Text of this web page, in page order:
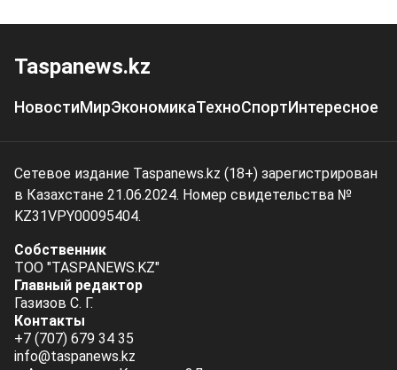
Taspanews.kz
НовостиМирЭкономикаТехноСпортИнтересное
Сетевое издание Taspanews.kz (18+) зарегистрирован
в Казахстане 21.06.2024. Номер свидетельства №
KZ31VPY00095404.
Собственник
ТОО "TASPANEWS.KZ"
Главный редактор
Газизов С. Г.
Контакты
+7 (707) 679 34 35
info@taspanews.kz